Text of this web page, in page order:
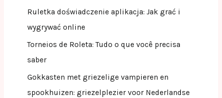
Ruletka doświadczenie aplikacja: Jak grać i
wygrywać online
Torneios de Roleta: Tudo o que você precisa
saber
Gokkasten met griezelige vampieren en
spookhuizen: griezelplezier voor Nederlandse